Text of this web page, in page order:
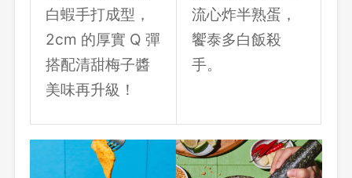
白蝦手打成型，
2cm 的厚實 Q 彈
搭配清甜梅子醬
美味再升級！
流心炸半熟蛋，
饗泰多白飯殺
手。